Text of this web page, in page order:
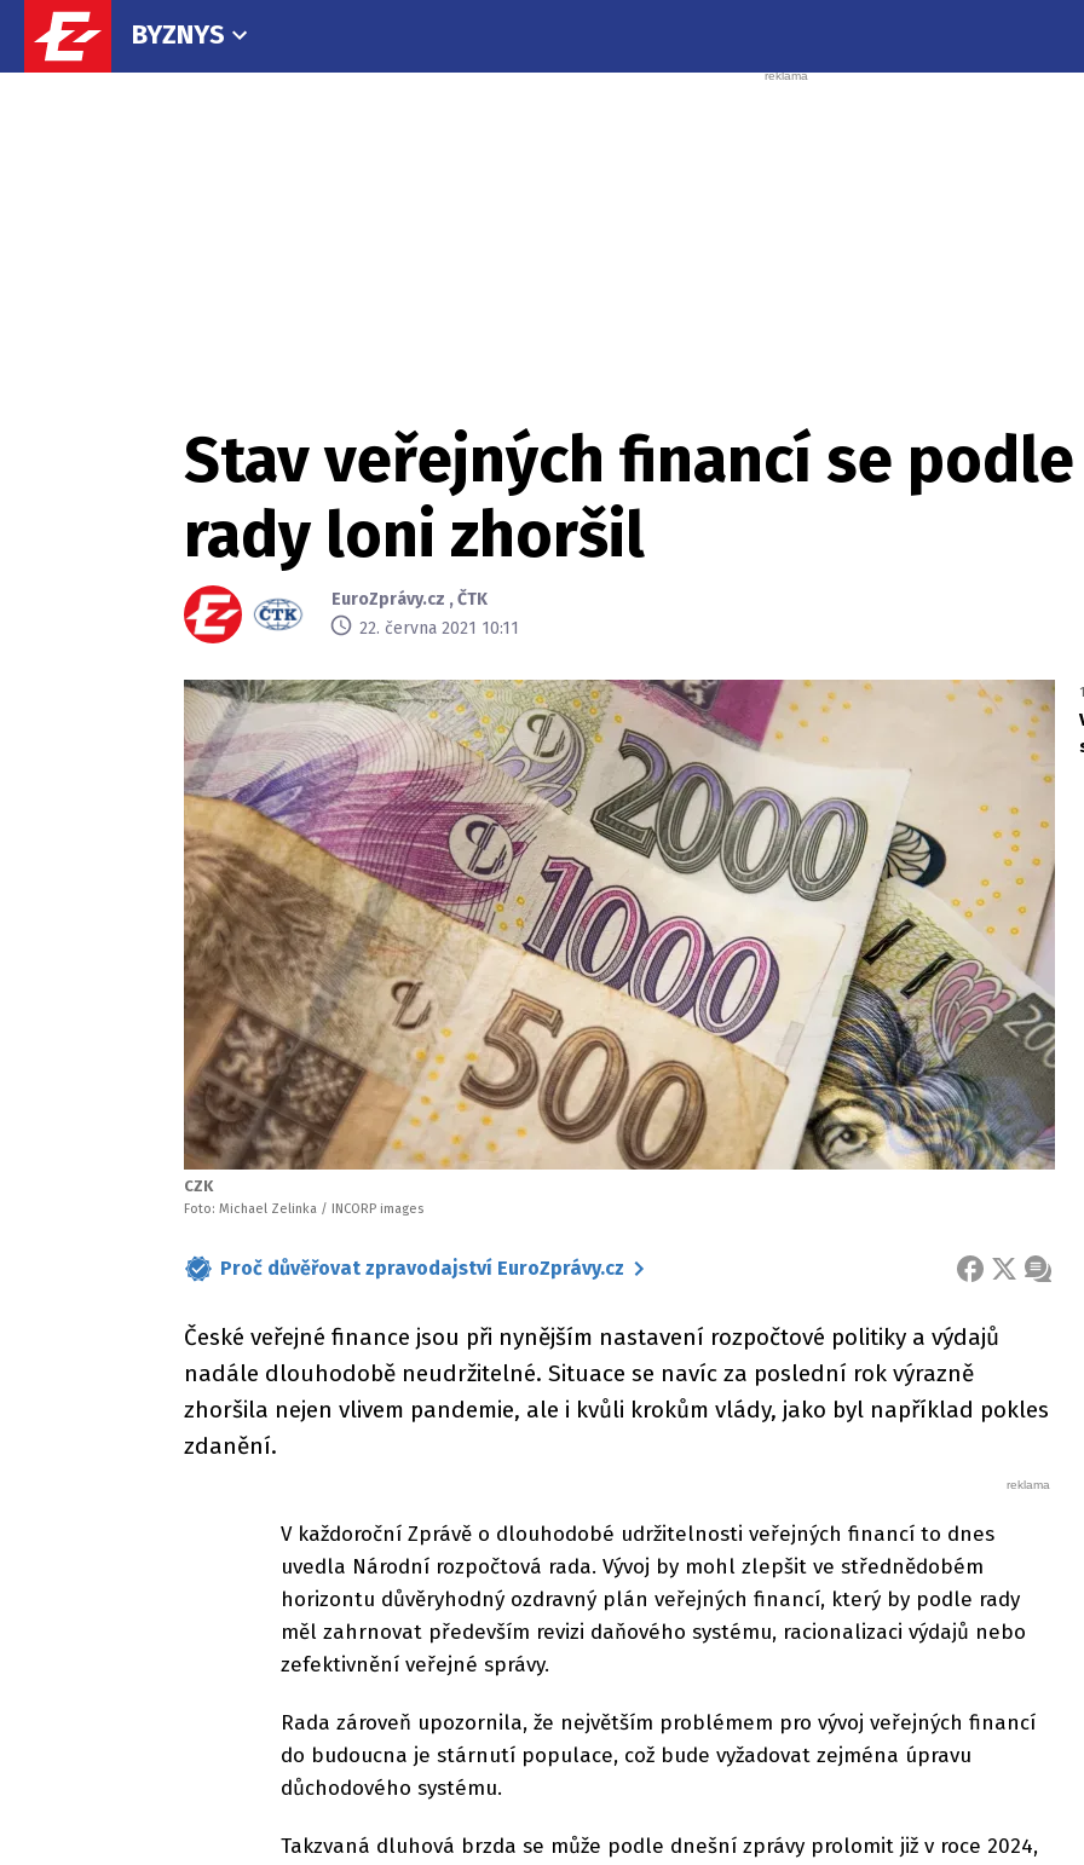
BYZNYS
Stav veřejných financí se
rady loni zhoršil
EuroZprávy.cz ,ČTK
22. června 2021 10:11
CZK
Foto: Michael Zelinka / INCORP images
Proč důvěřovat zpravodajství EuroZprávy.cz FACEBOOK
X
České veřejné finance jsou při nynějším nastavení rozpočtové politiky a výdajů
nadále dlouhodobě neudržitelné. Situace se navíc za poslední rok výrazně
zhoršila nejen vlivem pandemie, ale i kvůli krokům vlády, jako byl například pokles
zdanění.
V každoroční Zprávě o dlouhodobé udržitelnosti veřejných financí to dnes
uvedla Národní rozpočtová rada. Vývoj by mohl zlepšit ve střednědobém
horizontu důvěryhodný ozdravný plán veřejných financí, který by podle rady
měl zahrnovat především revizi daňového systému, racionalizaci výdajů nebo
zefektivnění veřejné správy.
Rada zároveň upozornila, že největším problémem pro vývoj veřejných financí
do budoucna je stárnutí populace, což bude vyžadovat zejména úpravu
důchodového systému.
Takzvaná dluhová brzda se může podle dnešní zprávy prolomit již v roce 2024,